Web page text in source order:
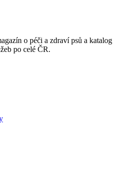
o péči a zdraví psů a katalog
po celé ČR.